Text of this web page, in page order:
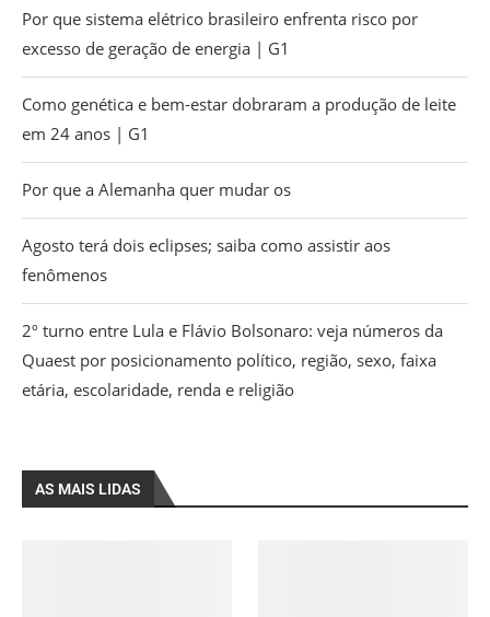
Por que sistema elétrico brasileiro enfrenta risco por
excesso de geração de energia | G1
Como genética e bem-estar dobraram a produção de leite
em 24 anos | G1
Por que a Alemanha quer mudar os
Agosto terá dois eclipses; saiba como assistir aos
fenômenos
2º turno entre Lula e Flávio Bolsonaro: veja números da
Quaest por posicionamento político, região, sexo, faixa
etária, escolaridade, renda e religião
AS MAIS LIDAS